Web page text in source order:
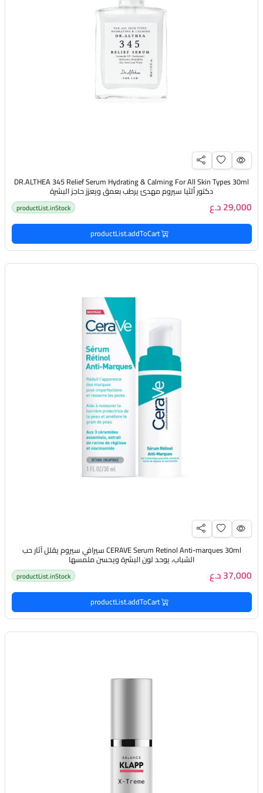
DR.ALTHEA 345 Relief Serum Hydrating & Calming For All Skin Types 30ml
دكتور ألثيا سيروم مهدئ يرطب بعمق ويعزز حاجز البشرة
29,000 د.ع productList.inStock
productList.addToCart
CERAVE Serum Retinol Anti-marques 30ml سيرافي سيروم يقلل آثار حب
الشباب، يوحد لون البشرة ويحسن ملمسها
37,000 د.ع productList.inStock
productList.addToCart